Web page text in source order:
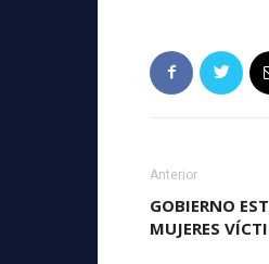
Anterior
GOBIERNO
MUJERES